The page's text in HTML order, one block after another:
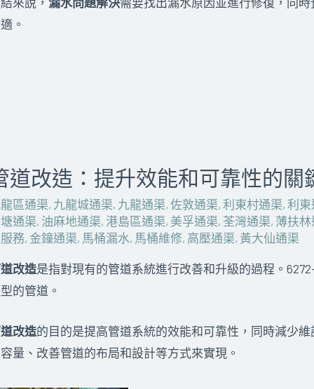
。
道改造：提升效能和可靠性的關
區通渠, 九龍城通渠, 九龍通渠,佐敦通渠, 利東村通渠, 利東
通渠, 油麻地通渠, 港島區通渠, 美孚通渠, 荃灣通渠, 薄扶林
務, 金鐘通渠, 馬桶漏水 , 馬桶維修, 高壓通渠, 黃大仙通渠
改造是指對現有的管道系統進行改善和升級的過程。
的管道。
改造的目的是提高管道系統的效能和可靠性，同時減少
量、改善管道的布局和設計等方式來實現。